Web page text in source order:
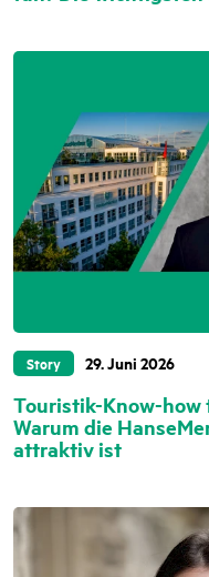
Story 29. Juni 2026
Touristik-Know-
Warum die
attraktiv ist